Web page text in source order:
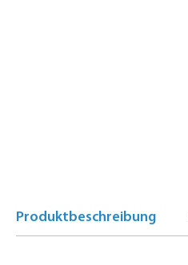
Produktbeschreibung